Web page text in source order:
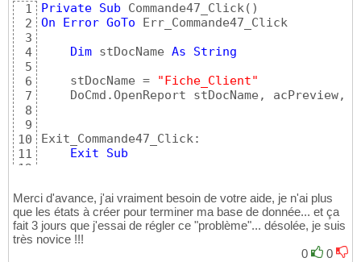
1
2
3
4
5
6
7
8
9
10
11
12
14
15
16
17
Private Sub Commande47_Click( )
On
Error GoTo Err_Commande47_Click
Dim stDocName As
String
    stDocName =
"Fiche_Client"
DoCmd.OpenReport stDocName, acPreview,
Exit_Commande47_Click:
Exit
Sub
    MsgBox Err.Description
Resume Exit_Commande47_Click
End Sub
Merci d'avance, j'ai vraiment besoin de votre aide, je n'ai plus
que les états à créer pour terminer ma base de donnée... et ça
fait 3 jours que j'essai de régler ce "problème"... désolée, je suis
très novice !!!
0
0